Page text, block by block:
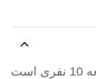
RunSing دارای یک تیم تحقیق و توسعه 10 نفری است